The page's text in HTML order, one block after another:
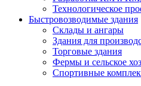
Технологическое
Быстровозводимые здания
Склады и ангары
Здания для
Торговые здания
Фермы и сельское
Спортивные